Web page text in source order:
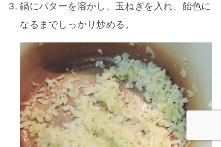
鍋にバターを溶かし、玉ねぎを入れ、飴色に
なるまでしっかり炒める。